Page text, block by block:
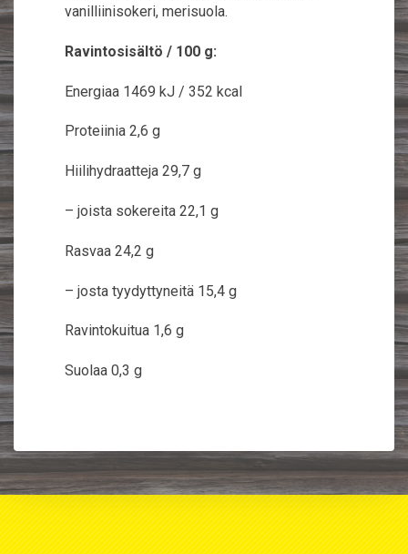
vanilliinisokeri, merisuola.
Ravintosisältö / 100 g:
Energiaa 1469 kJ / 352 kcal
Proteiinia 2,6 g
Hiilihydraatteja 29,7 g
– joista sokereita 22,1 g
Rasvaa 24,2 g
– josta tyydyttyneitä 15,4 g
Ravintokuitua 1,6 g
Suolaa 0,3 g